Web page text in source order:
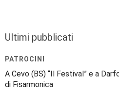
Ultimi pubblicati
PATROCINI
A Cevo (BS) “Il Festival” e a
di Fisarmonica